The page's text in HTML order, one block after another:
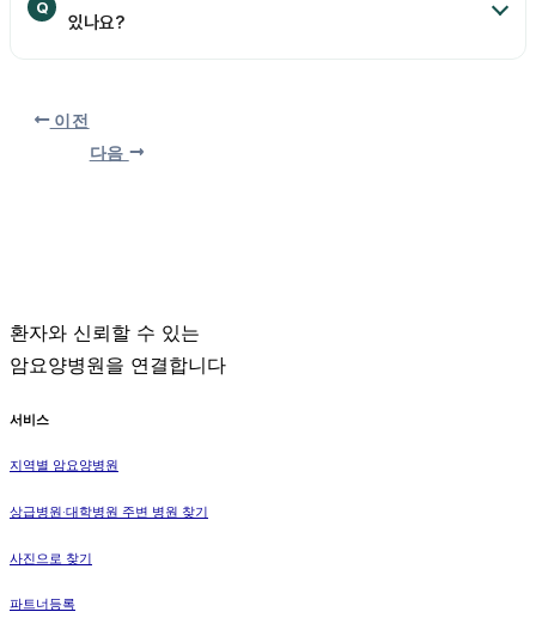
있나요?
이전
다음
환자와 신뢰할 수 있는
암요양병원을 연결합니다
서비스
지역별 암요양병원
상급병원·대학병원 주변 병원 찾기
사진으로 찾기
파트너등록